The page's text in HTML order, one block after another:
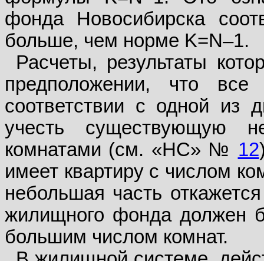
фонда Новосибирска
больше, чем норме K=N–1.
Расчеты, результаты
предположении, что
соответствии с одной из
учесть существующую
комнатами (см. «НС» № 12
имеет квартиру с числом
небольшая часть
жилищного фонда должен
большим числом комнат.